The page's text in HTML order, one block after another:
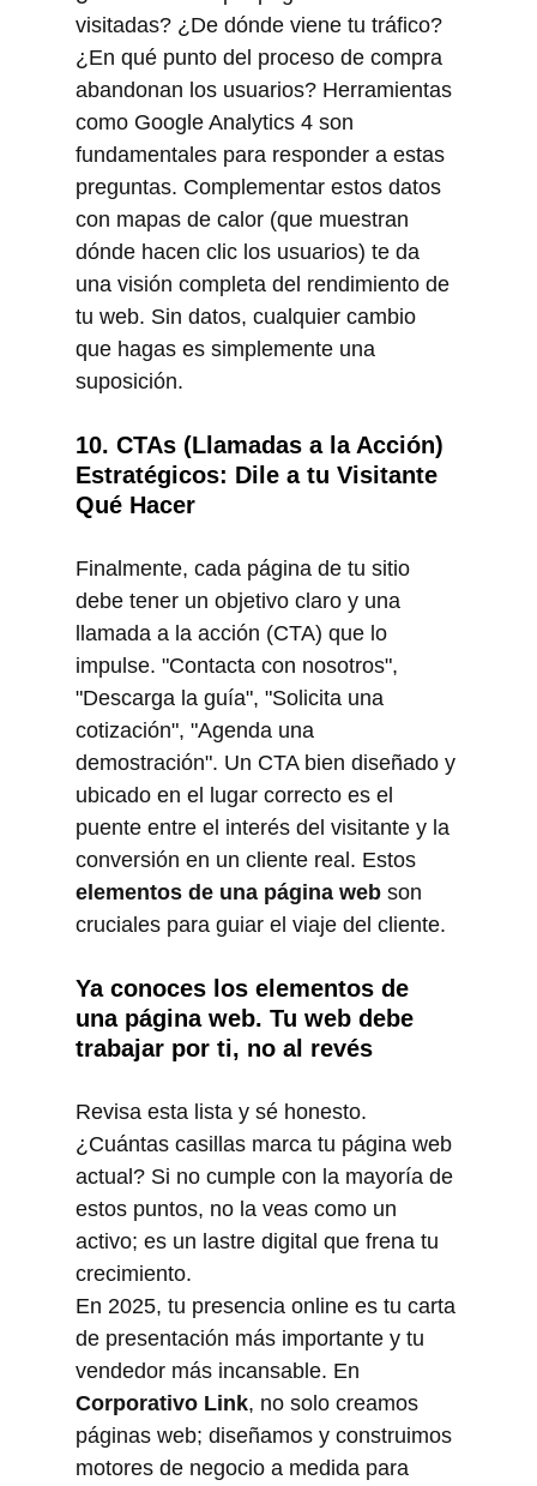
visitadas? ¿De dónde viene tu tráfico?
¿En qué punto del proceso de compra
abandonan los usuarios? Herramientas
como Google Analytics 4 son
fundamentales para responder a estas
preguntas. Complementar estos datos
con mapas de calor (que muestran
dónde hacen clic los usuarios) te da
una visión completa del rendimiento de
tu web. Sin datos, cualquier cambio
que hagas es simplemente una
suposición.
10. CTAs (Llamadas a la Acción)
Estratégicos: Dile a tu Visitante
Qué Hacer
Finalmente, cada página de tu sitio
debe tener un objetivo claro y una
llamada a la acción (CTA) que lo
impulse. "Contacta con nosotros",
"Descarga la guía", "Solicita una
cotización", "Agenda una
demostración". Un CTA bien diseñado y
ubicado en el lugar correcto es el
puente entre el interés del visitante y la
conversión en un cliente real. Estos
elementos de una página web son
cruciales para guiar el viaje del cliente.
Ya conoces los elementos de
una página web. Tu web debe
trabajar por ti, no al revés
Revisa esta lista y sé honesto.
¿Cuántas casillas marca tu página web
actual? Si no cumple con la mayoría de
estos puntos, no la veas como un
activo; es un lastre digital que frena tu
crecimiento.
En 2025, tu presencia online es tu carta
de presentación más importante y tu
vendedor más incansable. En
Corporativo Link, no solo creamos
páginas web; diseñamos y construimos
motores de negocio a medida para